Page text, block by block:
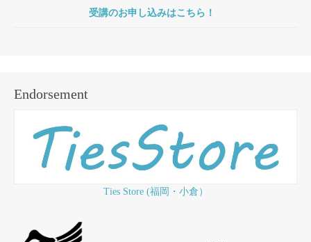
受講のお申し込みはこちら！
Endorsement
Ties Store (福岡・小倉）